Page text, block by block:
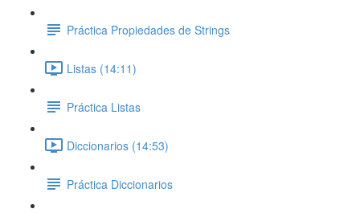
Práctica Propiedades de Strings
Listas (14:11)
Práctica Listas
Diccionarios (14:53)
Práctica Diccionarios